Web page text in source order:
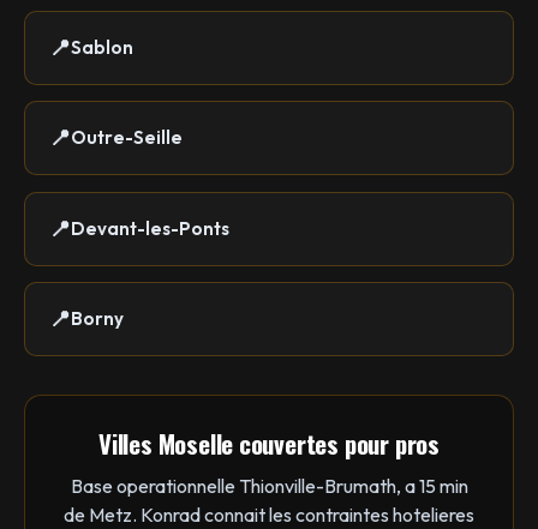
Sablon
Outre-Seille
Devant-les-Ponts
Borny
Villes Moselle couvertes pour pros
Base operationnelle Thionville-Brumath, a 15 min
de Metz. Konrad connait les contraintes hotelieres